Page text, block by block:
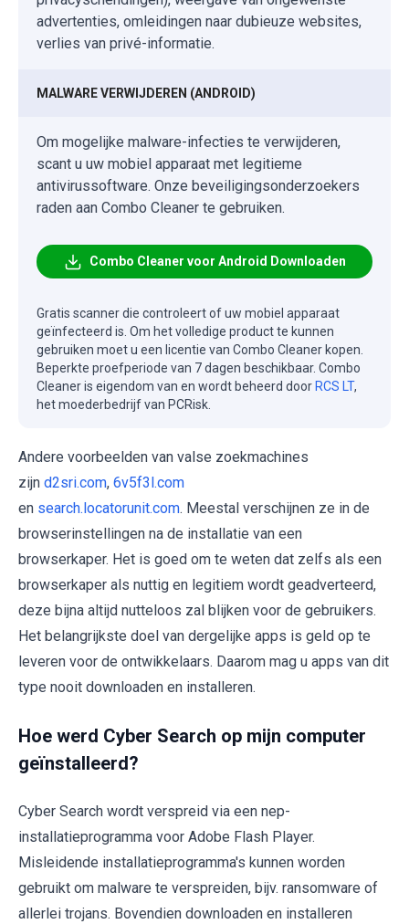
advertenties, omleidingen naar dubieuze websites,
verlies van privé-informatie.
MALWARE VERWIJDEREN (ANDROID)
Om mogelijke malware-infecties te verwijderen,
scant u uw mobiel apparaat met legitieme
antivirussoftware. Onze beveiligingsonderzoekers
raden aan Combo Cleaner te gebruiken.
Combo Cleaner voor Android Downloaden
Gratis scanner die controleert of uw mobiel apparaat
geïnfecteerd is. Om het volledige product te kunnen
gebruiken moet u een licentie van Combo Cleaner kopen.
Beperkte proefperiode van 7 dagen beschikbaar. Combo
Cleaner is eigendom van en wordt beheerd door RCS LT,
het moederbedrijf van PCRisk.
Andere voorbeelden van valse zoekmachines
zijn d2sri.com, 6v5f3l.com
en search.locatorunit.com. Meestal verschijnen ze in de
browserinstellingen na de installatie van een
browserkaper. Het is goed om te weten dat zelfs als een
browserkaper als nuttig en legitiem wordt geadverteerd,
deze bijna altijd nutteloos zal blijken voor de gebruikers.
Het belangrijkste doel van dergelijke apps is geld op te
leveren voor de ontwikkelaars. Daarom mag u apps van dit
type nooit downloaden en installeren.
Hoe werd Cyber Search op mijn computer
geïnstalleerd?
Cyber Search wordt verspreid via een nep-
installatieprogramma voor Adobe Flash Player.
Misleidende installatieprogramma's kunnen worden
gebruikt om malware te verspreiden, bijv. ransomware of
allerlei trojans. Bovendien downloaden en installeren